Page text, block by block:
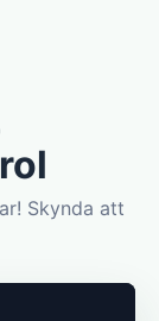
Skynda att